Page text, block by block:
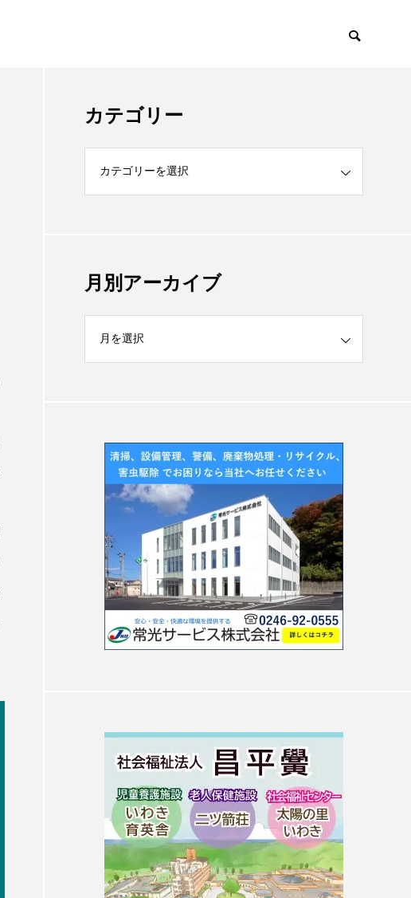
カテゴリー
月別アーカイブ